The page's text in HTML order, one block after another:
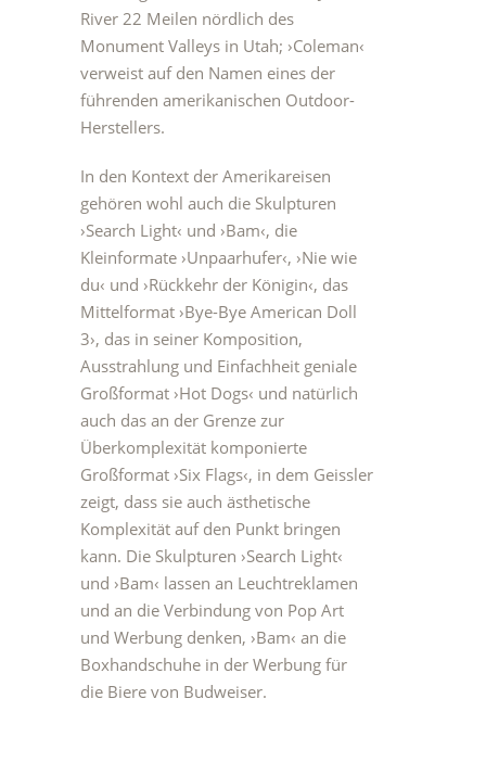
River 22 Meilen nördlich des
Monument Valleys in Utah; ›Coleman‹
verweist auf den Namen eines der
führenden amerikanischen Outdoor-
Herstellers.
In den Kontext der Amerikareisen
gehören wohl auch die Skulpturen
›Search Light‹ und ›Bam‹, die
Kleinformate ›Unpaarhufer‹, ›Nie wie
du‹ und ›Rückkehr der Königin‹, das
Mittelformat ›Bye-Bye American Doll
3›, das in seiner Komposition,
Ausstrahlung und Einfachheit geniale
Großformat ›Hot Dogs‹ und natürlich
auch das an der Grenze zur
Überkomplexität komponierte
Großformat ›Six Flags‹, in dem Geissler
zeigt, dass sie auch ästhetische
Komplexität auf den Punkt bringen
kann. Die Skulpturen ›Search Light‹
und ›Bam‹ lassen an Leuchtreklamen
und an die Verbindung von Pop Art
und Werbung denken, ›Bam‹ an die
Boxhandschuhe in der Werbung für
die Biere von Budweiser.